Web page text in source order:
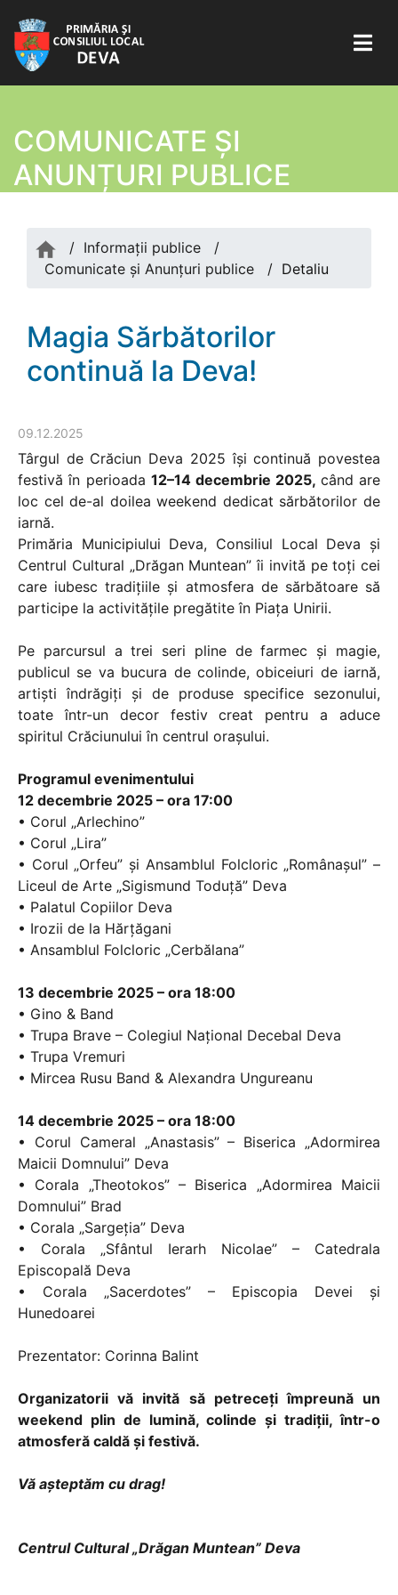
COMUNICATE ŞI
ANUNȚURI PUBLICE
/ Informații publice
/
Comunicate şi Anunțuri publice
/ Detaliu
Magia Sărbătorilor
continuă la Deva!
09.12.2025
Târgul de Crăciun Deva 2025 își continuă povestea
festivă în perioada 12–14 decembrie 2025, când are
loc cel de-al doilea weekend dedicat sărbătorilor de
iarnă.
Primăria Municipiului Deva, Consiliul Local Deva și
Centrul Cultural „Drăgan Muntean” îi invită pe toți cei
care iubesc tradițiile și atmosfera de sărbătoare să
participe la activitățile pregătite în Piața Unirii.
Pe parcursul a trei seri pline de farmec și magie,
publicul se va bucura de colinde, obiceiuri de iarnă,
artiști îndrăgiți și de produse specifice sezonului,
toate într-un decor festiv creat pentru a aduce
spiritul Crăciunului în centrul orașului.
Programul evenimentului
12 decembrie 2025 – ora 17:00
• Corul „Arlechino”
• Corul „Lira”
• Corul „Orfeu” și Ansamblul Folcloric „Românașul” –
Liceul de Arte „Sigismund Toduță” Deva
• Palatul Copiilor Deva
• Irozii de la Hărțăgani
• Ansamblul Folcloric „Cerbălana”
13 decembrie 2025 – ora 18:00
• Gino & Band
• Trupa Brave – Colegiul Național Decebal Deva
• Trupa Vremuri
• Mircea Rusu Band & Alexandra Ungureanu
14 decembrie 2025 – ora 18:00
• Corul Cameral „Anastasis” – Biserica „Adormirea
Maicii Domnului” Deva
• Corala „Theotokos” – Biserica „Adormirea Maicii
Domnului” Brad
• Corala „Sargeția” Deva
• Corala „Sfântul Ierarh Nicolae” – Catedrala
Episcopală Deva
• Corala „Sacerdotes” – Episcopia Devei și
Hunedoarei
Prezentator: Corinna Balint
Organizatorii vă invită să petreceți împreună un
weekend plin de lumină, colinde și tradiții, într-o
atmosferă caldă și festivă.
Vă așteptăm cu drag!
Centrul Cultural „Drăgan Muntean” Deva